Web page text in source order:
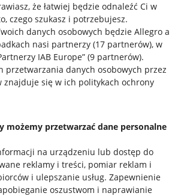
że łatwiej będzie odnaleźć Ci w
czego szukasz i potrzebujesz.
danych osobowych będzie Allegro a
nasi partnerzy (17 partnerów), w
IAB Europe” (9 partnerów).
przetwarzania danych osobowych przez
znajduje się w ich politykach ochrony
możemy przetwarzać dane personalne
na urządzeniu lub dostęp do
reklamy i treści, pomiar reklam i
i ulepszanie usług. Zapewnienie
oszustwom i naprawianie
kupujących